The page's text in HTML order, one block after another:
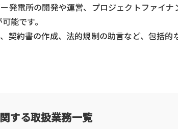
発電所の開発や運営、プロジェクトファイナ
能です。
契約書の作成、法的規制の助言など、包括的
する取扱業務一覧